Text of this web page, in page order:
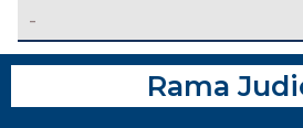
-
Rama